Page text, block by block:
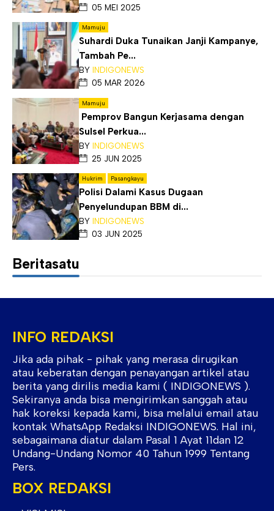
05 MEI 2025
Mamuju
Suhardi Duka Tunaikan Janji Kampanye,
Tambah Pe...
BY INDIGONEWS
05 MAR 2026
Mamuju
Pemprov Bangun Kerjasama dengan
Sulsel Perkua...
BY INDIGONEWS
25 JUN 2025
Hukrim Pasangkayu
Polisi Dalami Kasus Dugaan
Penyelundupan BBM di...
BY INDIGONEWS
03 JUN 2025
Beritasatu
INFO REDAKSI
Jika ada pihak - pihak yang merasa dirugikan
atau keberatan dengan penayangan artikel atau
berita yang dirilis media kami ( INDIGONEWS ).
Sekiranya anda bisa mengirimkan sanggah atau
hak koreksi kepada kami, bisa melalui email atau
kontak WhatsApp Redaksi INDIGONEWS. Hal ini,
sebagaimana diatur dalam Pasal 1 Ayat 11dan 12
Undang-Undang Nomor 40 Tahun 1999 Tentang
Pers.
BOX REDAKSI